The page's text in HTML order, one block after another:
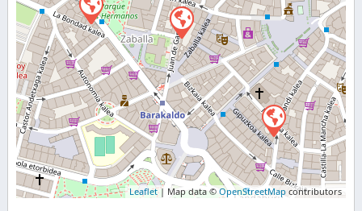
Leaflet| Map data ©OpenStreetMap contributors